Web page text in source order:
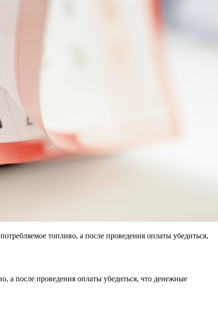
топливо, а после проведения оплаты убедиться,
а после проведения оплаты убедиться, что денежные